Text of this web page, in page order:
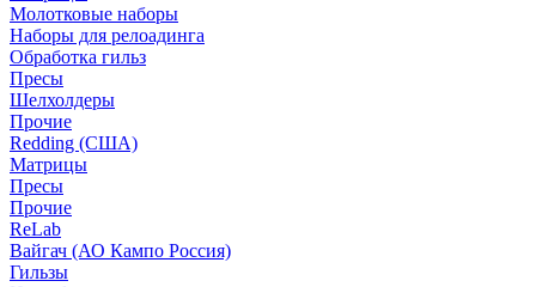
Молотковые наборы
Наборы для релоадинга
Обработка гильз
Пресы
Шелхолдеры
Прочие
Redding (США)
Матрицы
Пресы
Прочие
ReLab
Вайгач (АО Кампо Россия)
Гильзы